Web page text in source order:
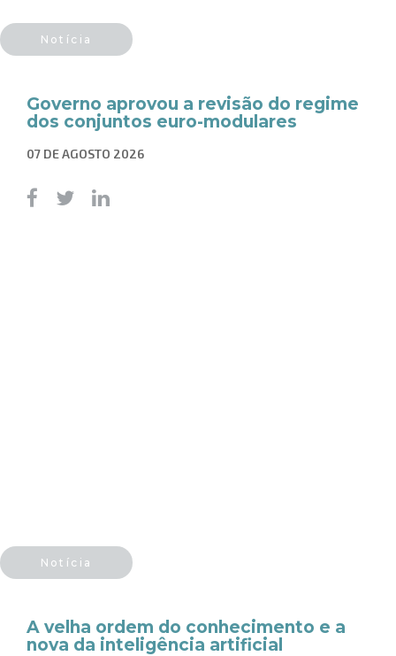
Notícia
Governo aprovou a revisão do regime
dos conjuntos euro-modulares
07 DE AGOSTO 2026
Notícia
A velha ordem do conhecimento e a
nova da inteligência artificial